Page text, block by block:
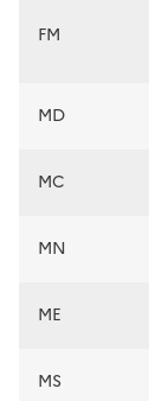
FM
MD
MC
MN
ME
MS